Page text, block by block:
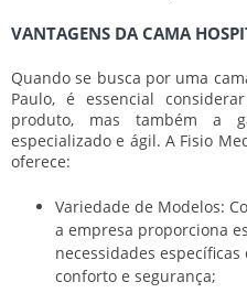
VANTAGENS DA CAMA
Quando se busca por uma
Paulo, é essencial
produto, mas também a
especializado e ágil. A Fisio
oferece:
Variedade de Modelos:
a empresa proporciona
necessidades
conforto e segurança;